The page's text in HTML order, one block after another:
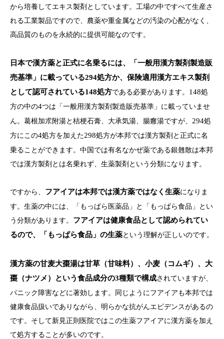
から培養してエキス製剤としています。工場の中ですべて生産さ
れる工業製品ですので、農薬や重金属などの汚染の心配がなく、
高品質のものを永続的に提供可能なのです。
日本で漢方薬と正式に名乗るには、「一般用漢方製剤製造販
売基準」に載っている294処方か、保険適用漢方エキス製剤
として認可されている148処方である必要があります。 148処
方の中の4つは「一般用漢方製剤製造販売基準」に載っていませ
ん。葛根加朮附湯と桔梗石膏、大承気湯、腸癰湯ですが、 294処
方にこの4処方を加えた298処方が本邦では漢方製剤と正式に名
乗ることができます。中国では有名なかぜ薬である銀翹散は本邦
では漢方製剤とは名乗れず、生薬製剤という分類になります。
ですから、 フアイアは本邦では漢方薬ではなく生薬になりま
す。生薬の中には、「もっぱら医薬品」と「もっぱら食品」とい
う分類があります。 フアイアは健康食品として認められてい
るので、「もっぱら食品」の生薬という理解が正しいのです。
漢方薬の甘麦大棗湯は甘草（甘味料）、小麦（コムギ）、大
棗（ナツメ）という食品成分の3種類で構成されていますが、
パニック障害などに著効します。同じようにフアイアも本邦では
健康食品扱いでありながら、明らかな抗がんエビデンスがあるの
です。そして新見正則医院ではこの生薬フアイアに漢方薬を加え
て処方することが多いのです。